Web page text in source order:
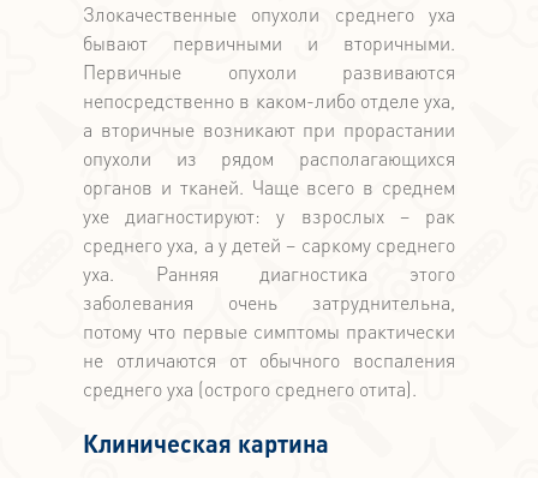
Злокачественные опухоли среднего уха
бывают первичными и вторичными.
Первичные опухоли развиваются
непосредственно в каком-либо отделе уха,
а вторичные возникают при прорастании
опухоли из рядом располагающихся
органов и тканей. Чаще всего в среднем
ухе диагностируют: у взрослых – рак
среднего уха, а у детей – саркому среднего
уха. Ранняя диагностика этого
заболевания очень затруднительна,
потому что первые симптомы практически
не отличаются от обычного воспаления
среднего уха (острого среднего отита).
Клиническая картина